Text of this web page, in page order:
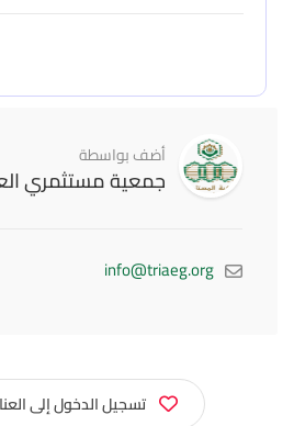
أضف بواسطة
جمعية مستثمري
info@triaeg.org
تسجيل الدخول إلى